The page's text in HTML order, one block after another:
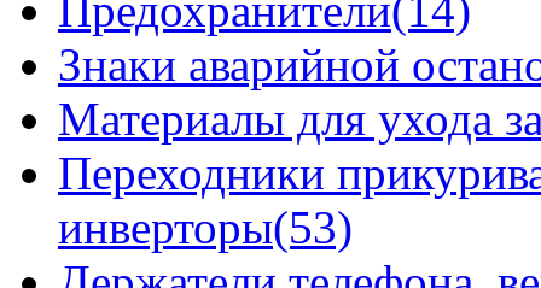
Знаки аварийной
Материалы для ухода
Переходники
инверторы(53)